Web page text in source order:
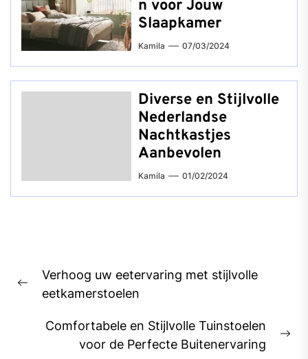
n voor Jouw
Slaapkamer
Kamila 07/03/2024
Diverse en Stijlvolle
Nederlandse
Nachtkastjes
Aanbevolen
Kamila 01/02/2024
navigatie
Previous
Verhoog uw eetervaring met stijlvolle
eetkamerstoelen
Comfortabele en Stijlvolle Tuinstoelen
voor de Perfecte Buitenervaring